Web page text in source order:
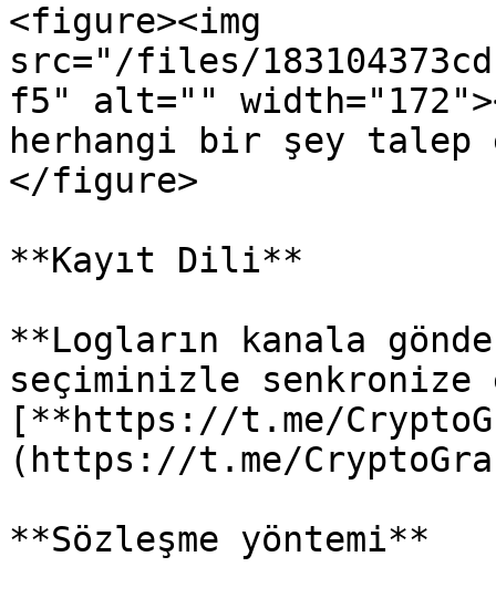
<figure><img
src="/files/
f5" alt=""
herhangi bir şey talep
</figure>
**Kayıt Dili**
**Logların kanala
seçiminizle
[**https://t.me/
(https://t.me/
**Sözleşme yöntemi**